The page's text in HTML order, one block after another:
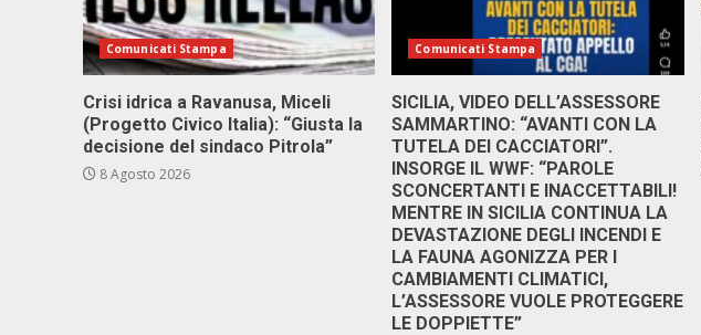
Comunicati Stampa
Crisi idrica a Ravanusa, Miceli
(Progetto Civico Italia): “Giusta la
decisione del sindaco Pitrola”
8 Agosto 2026
Comunicati Stampa
SICILIA, VIDEO DELL’ASSESSORE
SAMMARTINO: “AVANTI CON LA
TUTELA DEI CACCIATORI”.
INSORGE IL WWF: “PAROLE
SCONCERTANTI E INACCETTABILI!
MENTRE IN SICILIA CONTINUA LA
DEVASTAZIONE DEGLI INCENDI E
LA FAUNA AGONIZZA PER I
CAMBIAMENTI CLIMATICI,
L’ASSESSORE VUOLE PROTEGGERE
LE DOPPIETTE”